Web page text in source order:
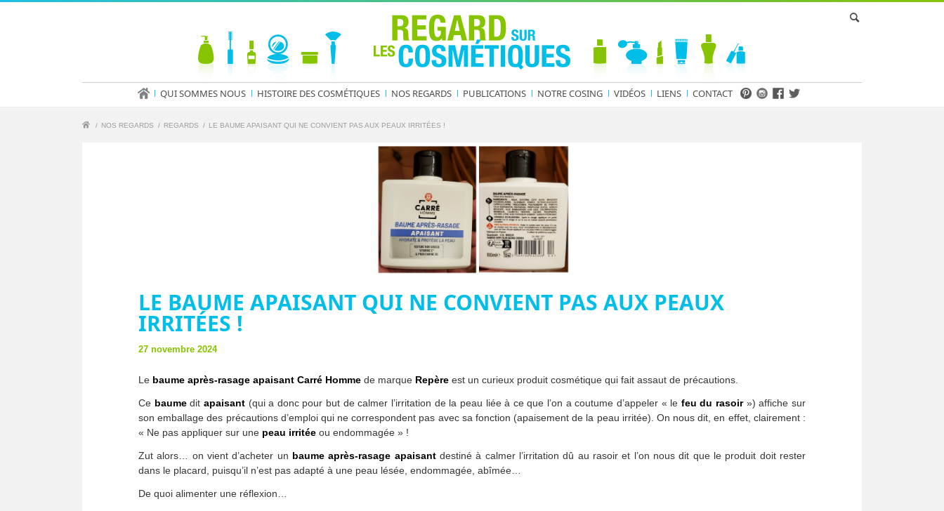
QUI SOMMES NOUS HISTOIRE DES COSMÉTIQUES NOS REGARDS PUBLICATIONS NOTRE COSING VIDÉOS LIENS CONTACT
/ NOS REGARDS / REGARDS / LE BAUME APAISANT QUI NE CONVIENT PAS AUX PEAUX IRRITÉES !
LE BAUME APAISANT QUI NE CONVIENT PAS AUX PEAUX
IRRITÉES !
27 novembre 2024
Le baume après-rasage apaisant Carré Homme de marque Repère est un curieux produit cosmétique qui fait assaut de précautions.
Ce baumedit apaisant(qui a donc pour but de calmer l’irritation de la peau liée à ce que l’on a coutume d’appeler « le feu du rasoir») affiche sur
son emballage des précautions d’emploi qui ne correspondent pas avec sa fonction (apaisement de la peau irritée). On nous dit, en effet, clairement :
« Ne pas appliquer sur une peau irritée ou endommagée » !
Zut alors… on vient d’acheter un baume après-rasage apaisantdestiné à calmer l’irritation dû au rasoir et l’on nous dit que le produit doit rester
dans le placard, puisqu’il n’est pas adapté à une peau lésée, endommagée, abîmée…
De quoi alimenter une réflexion…